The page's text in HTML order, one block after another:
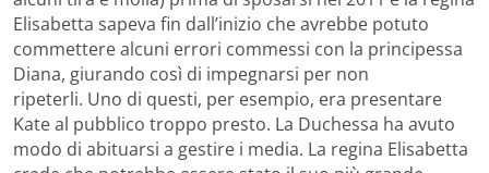
Elisabetta sapeva fin dall’inizio che avrebbe potuto
commettere alcuni errori commessi con la principessa
Diana, giurando così di impegnarsi per non
ripeterli. Uno di questi, per esempio, era presentare
Kate al pubblico troppo presto. La Duchessa ha avuto
modo di abituarsi a gestire i media. La regina Elisabetta